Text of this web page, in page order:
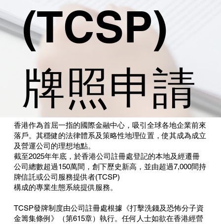
(TCSP)
牌照申請
香港作為首屈一指的國際金融中心，吸引全球各地企業前來
落戶。其穩健的法律體系及策略性地理位置，使其成為成立
及營運公司的理想地點。
截至2025年年底，於香港公司註冊處登記的本地及經遷冊
公司總數超過150萬間，創下歷史新高，並由超過7,000間持
牌信託或公司服務提供者(TCSP)
構成的專業生態系統提供服務。
TCSP發牌制度由公司註冊處根據《打擊洗錢及恐怖分子資
金籌集條例》（第615章）執行。任何人士如欲在香港經營